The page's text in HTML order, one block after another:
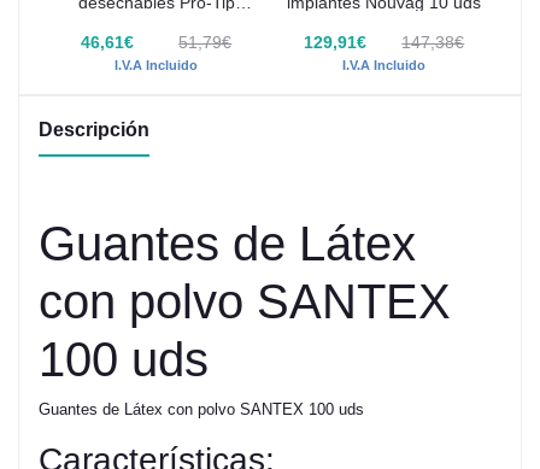
46,61€
51,79€
I.V.A Incluido
129,91€ 147,38€
I.V.A Incluido
Descripción
Guantes de Látex
con polvo SANTEX
100 uds
Guantes de Látex con polvo SANTEX 100 uds
Características: